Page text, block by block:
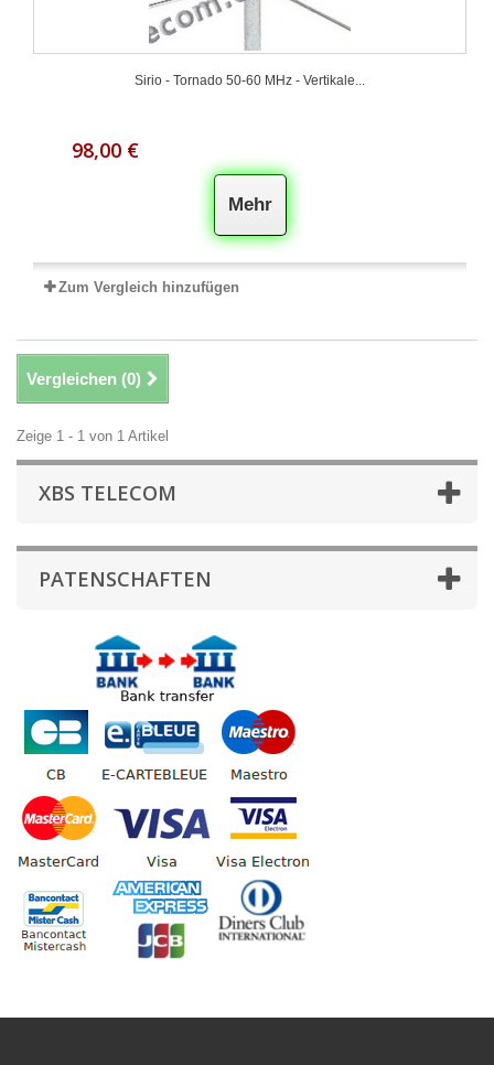
Sirio - Tornado 50-60 MHz - Vertikale...
98,00 €
Mehr
Zum Vergleich hinzufügen
Vergleichen (0)
Zeige 1 - 1 von 1 Artikel
XBS TELECOM
PATENSCHAFTEN